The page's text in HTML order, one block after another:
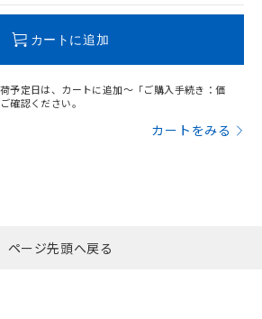
カートに追加
予定日は、カートに追加～「ご購入手続き：価
確認ください。
カートをみる
ページ先頭へ戻る